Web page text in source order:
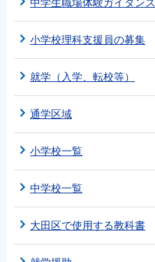
小学校理科支援員の募集
就学（入学、転校等）
通学区域
小学校一覧
中学校一覧
大田区で使用する教科書